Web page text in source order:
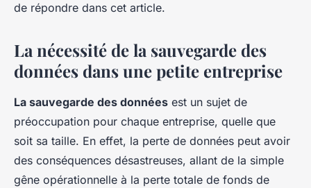
de répondre dans cet article.
La nécessité de la sauvegarde des
données dans une petite entreprise
La sauvegarde des données est un sujet de
préoccupation pour chaque entreprise, quelle que
soit sa taille. En effet, la perte de données peut avoir
des conséquences désastreuses, allant de la simple
gêne opérationnelle à la perte totale de fonds de